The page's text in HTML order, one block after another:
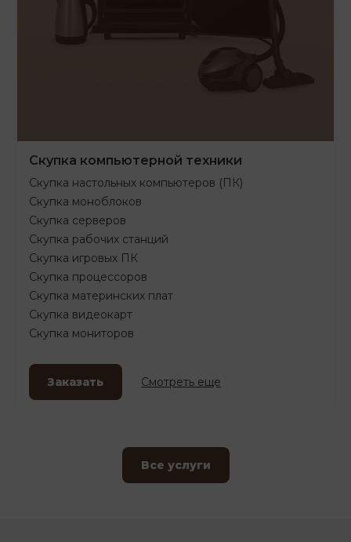
Скупка компьютерной техники
Скупка настольных компьютеров (ПК)
Скупка моноблоков
Скупка серверов
Скупка рабочих станций
Скупка игровых ПК
Скупка процессоров
Скупка материнских плат
Скупка видеокарт
Скупка мониторов
Заказать Смотреть еще
Все услуги